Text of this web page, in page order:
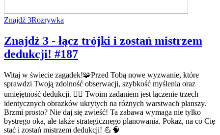
Znajdź 3Rozrywka
Znajdź 3 - łącz trójki i zostań mistrzem
dedukcji! #187
Witaj w świecie zagadek!🧩Przed Tobą nowe wyzwanie, które
sprawdzi Twoją zdolność obserwacji, szybkość myślenia oraz
umiejętność dedukcji. 🕵️‍♂️ Twoim zadaniem jest łączenie trzech
identycznych obrazków ukrytych na różnych warstwach planszy.
Brzmi prosto? Nie daj się zwieść! Ta zabawa wymaga nie tylko
bystrego oka, ale także strategicznego planowania. Pokaż, na co Cię
stać i zostań mistrzem dedukcji! 💪🧠